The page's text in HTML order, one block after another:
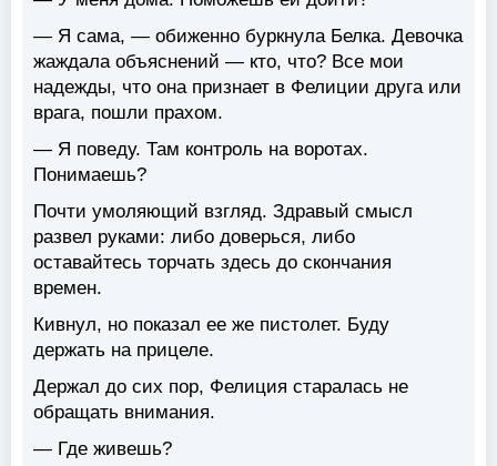
— Я сама, — обиженно буркнула Белка. Девочка
жаждала объяснений — кто, что? Все мои
надежды, что она признает в Фелиции друга или
врага, пошли прахом.
— Я поведу. Там контроль на воротах.
Понимаешь?
Почти умоляющий взгляд. Здравый смысл
развел руками: либо доверься, либо
оставайтесь торчать здесь до скончания
времен.
Кивнул, но показал ее же пистолет. Буду
держать на прицеле.
Держал до сих пор, Фелиция старалась не
обращать внимания.
— Где живешь?